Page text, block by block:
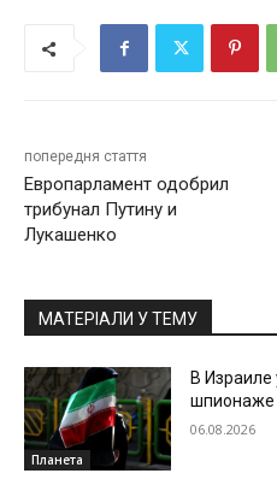
попередня стаття
Европарламент одобрил
трибунал Путину и
Лукашенко
МАТЕРІАЛИ У ТЕМУ
Планета
В Израиле
шпионаже
06.08.2026